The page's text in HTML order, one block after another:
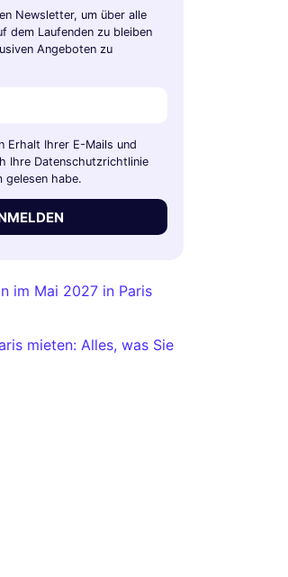
Newsletter, um über alle
dem Laufenden zu bleiben
Angeboten zu
Erhalt Ihrer E-Mails und
Ihre Datenschutzrichtlinie
gelesen habe.
im Mai 2027 in Paris
mieten: Alles, was Sie